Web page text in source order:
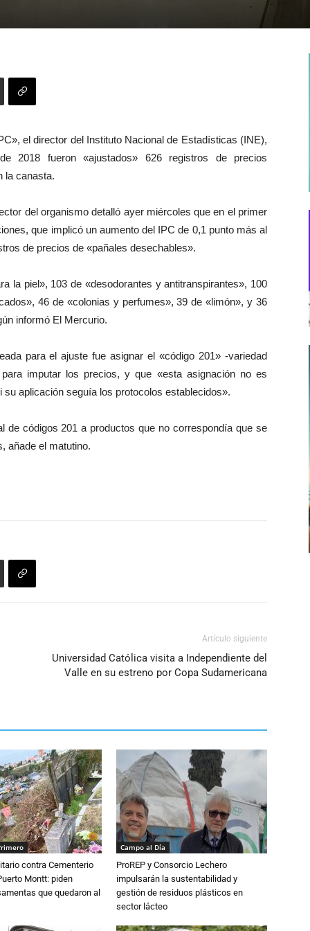
el director del Instituto Nacional de Estadísticas (INE),
2018 fueron «ajustados» 626 registros de precios
la canasta.
del organismo detalló ayer miércoles que en el primer
que implicó un aumento del IPC de 0,1 punto más al
de precios de «pañales desechables».
la piel», 103 de «desodorantes y antitranspirantes», 100
46 de «colonias y perfumes», 39 de «limón», y 36
informó El Mercurio.
para el ajuste fue asignar el «código 201» -variedad
imputar los precios, y que «esta asignación no es
aplicación seguía los protocolos establecidos».
de códigos 201 a productos que no correspondía que se
añade el matutino.
Artículo siguiente
Universidad Católica visita a Independiente del
Valle en su estreno por Copa Sudamericana
contra Cementerio
Montt: piden
que quedaron al
Campo al Día
ProREP y Consorcio Lechero
impulsarán la sustentabilidad y
gestión de residuos plásticos en
sector lácteo